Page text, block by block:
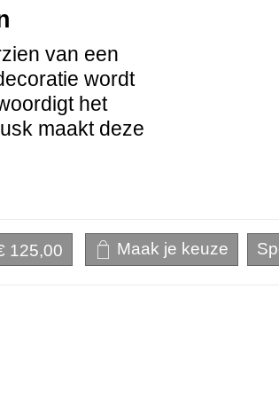
van een
wordt
het
maakt deze
125,00